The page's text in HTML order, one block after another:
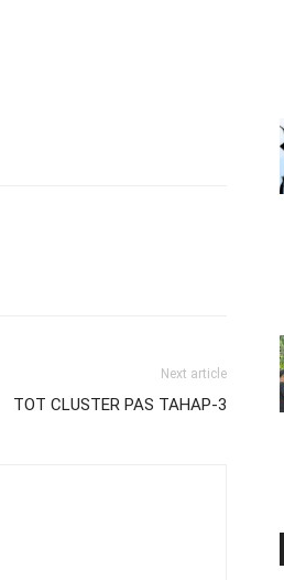
Next article
TOT CLUSTER PAS TAHAP-3